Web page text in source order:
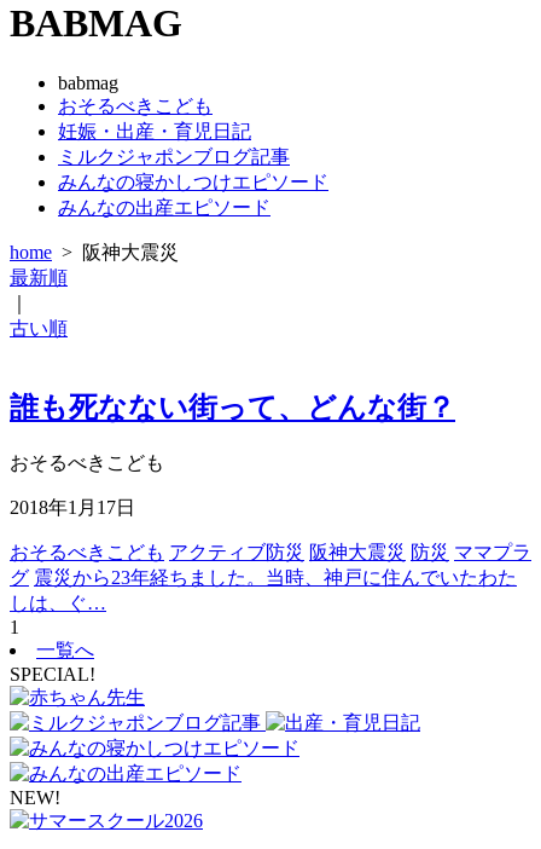
BABMAG
babmag
おそるべきこども
妊娠・出産・育児日記
ミルクジャポンブログ記事
みんなの寝かしつけエピソード
みんなの出産エピソード
home > 阪神大震災
最新順
古い順
誰も死なない街って、どんな街？
おそるべきこども
2018年1月17日
おそるべきこども アクティブ防災 阪神大震災 防災 ママプラ
グ 震災から23年経ちました。当時、神戸に住んでいたわた
しは、ぐ…
1
一覧へ
SPECIAL!
NEW!